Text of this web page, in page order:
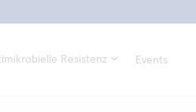
Resistenz Events